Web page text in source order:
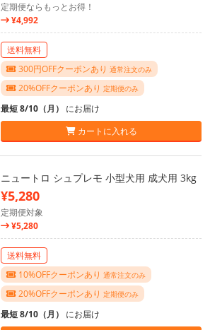
定期便ならもっとお得！
¥4,992
送料無料
300円OFFクーポンあり 通常注文のみ
20%OFFクーポンあり 定期便のみ
最短 8/10（月） にお届け
カートに入れる
ニュートロ シュプレモ 小型犬用 成犬用 3kg
¥5,280
定期便対象
¥5,280
送料無料
10%OFFクーポンあり 通常注文のみ
20%OFFクーポンあり 定期便のみ
最短 8/10（月） にお届け